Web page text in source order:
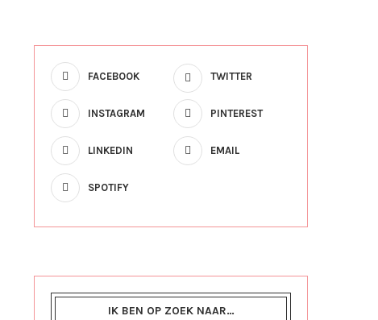
FACEBOOK TWITTER
INSTAGRAM PINTEREST
LINKEDIN EMAIL
SPOTIFY
IK BEN OP ZOEK NAAR…